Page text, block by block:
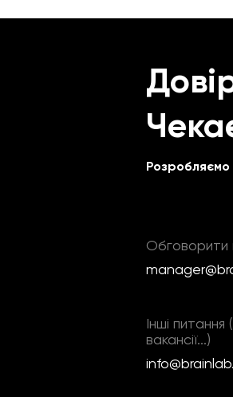
Розробляємо
Обговорити
Інші
вакансії...)